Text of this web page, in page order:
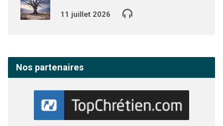
11 juillet 2026
Nos partenaires